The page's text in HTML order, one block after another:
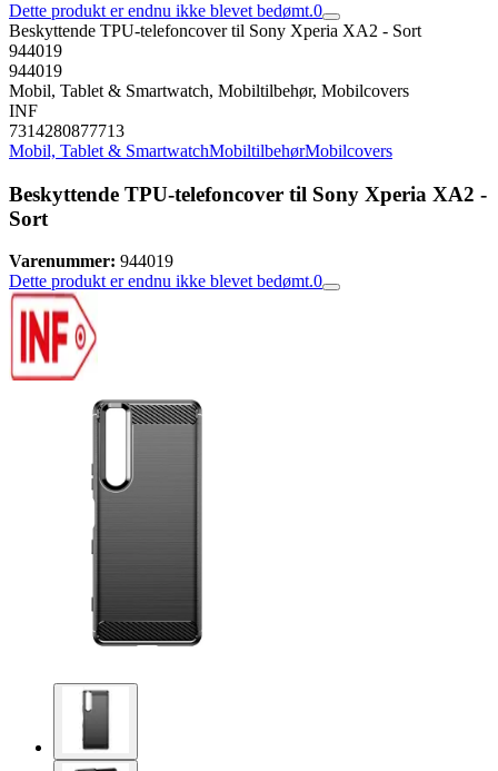
Dette produkt er endnu ikke blevet bedømt.0
Beskyttende TPU-telefoncover til Sony Xperia XA2 - Sort
944019
944019
Mobil, Tablet & Smartwatch, Mobiltilbehør, Mobilcovers
INF
7314280877713
Mobil, Tablet & SmartwatchMobiltilbehørMobilcovers
Beskyttende TPU-telefoncover til Sony Xperia XA2 -
Sort
Varenummer: 944019
Dette produkt er endnu ikke blevet bedømt.0